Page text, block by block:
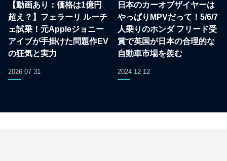
【動画あり：価格は1億円
超え？】フェラーリ ルーチ
ェ試乗！元Appleジョニー
アイブが手掛けた問題作EV
の狂気と実力
2026 07 31
日本のカーオブザイヤーは
やっぱりMPVだって！5/6/7
人乗りのホンダ フリード受
賞で英国が日本の合理的な
自動車市場を羨む
2024 12 12